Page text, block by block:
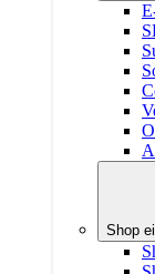
Shop